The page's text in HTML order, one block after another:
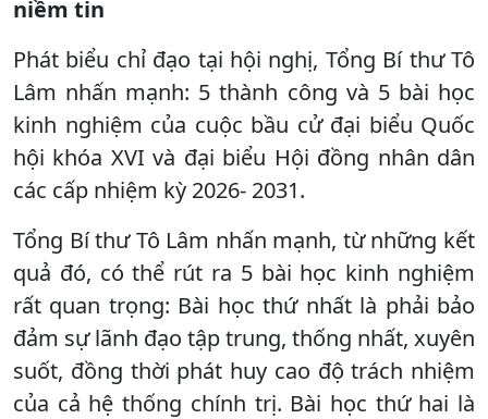
niềm tin
Phát biểu chỉ đạo tại hội nghị, Tổng Bí thư Tô
Lâm nhấn mạnh: 5 thành công và 5 bài học
kinh nghiệm của cuộc bầu cử đại biểu Quốc
hội khóa XVI và đại biểu Hội đồng nhân dân
các cấp nhiệm kỳ 2026- 2031.
Tổng Bí thư Tô Lâm nhấn mạnh, từ những kết
quả đó, có thể rút ra 5 bài học kinh nghiệm
rất quan trọng: Bài học thứ nhất là phải bảo
đảm sự lãnh đạo tập trung, thống nhất, xuyên
suốt, đồng thời phát huy cao độ trách nhiệm
của cả hệ thống chính trị. Bài học thứ hai là